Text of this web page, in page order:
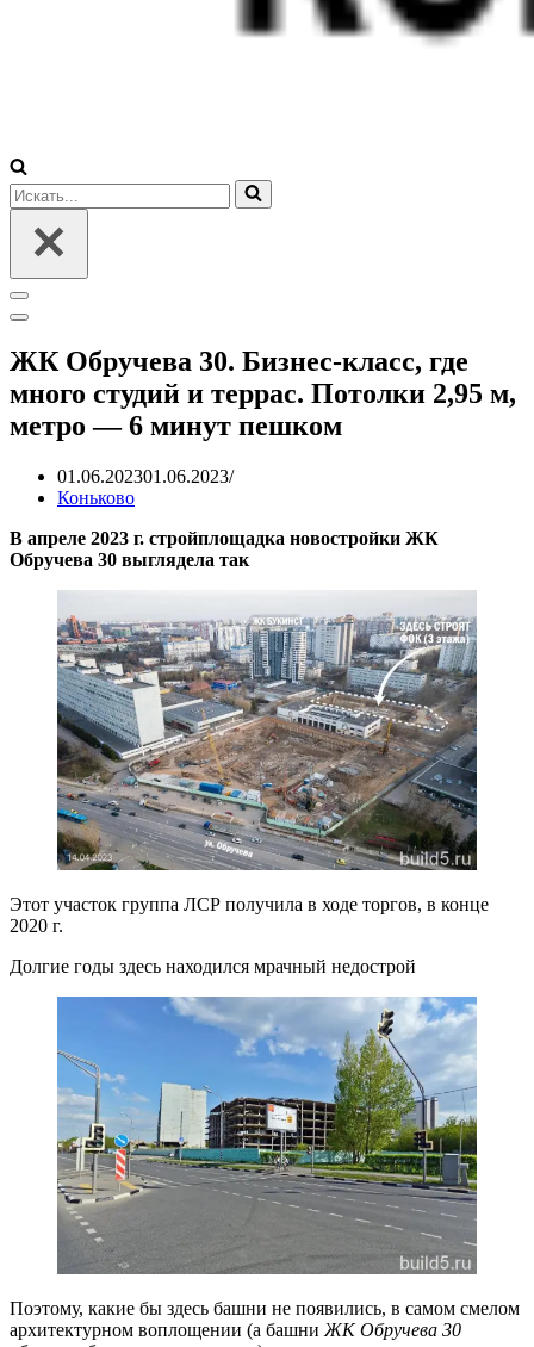
Искать...
Меню
навигации
Меню
ЖК Обручева 30. Бизнес-класс, где
много студий и террас. Потолки 2,95 м,
метро — 6 минут пешком
01.06.202301.06.2023
Коньково
В апреле 2023 г. стройплощадка новостройки ЖК
Обручева 30 выглядела так
Этот участок группа ЛСР получила в ходе торгов, в конце
2020 г.
Долгие годы здесь находился мрачный недострой
Поэтому, какие бы здесь башни не появились, в самом смелом
архитектурном воплощении (а башни ЖК Обручева 30